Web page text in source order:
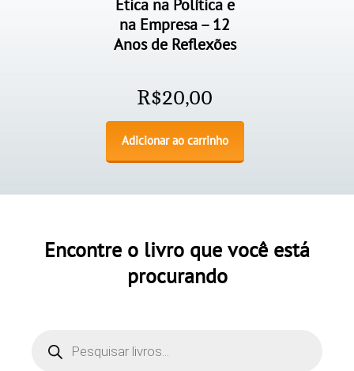
Ética na Política e
na Empresa – 12
Anos de Reflexões
R$20,00
Adicionar ao carrinho
Encontre o livro que você está
procurando